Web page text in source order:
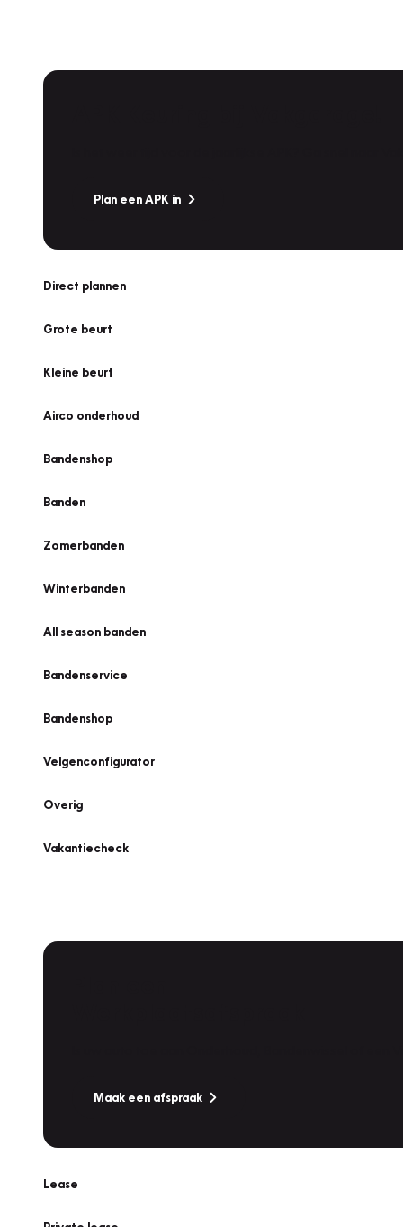
Plan een APK in
Direct plannen
Grote beurt
Kleine beurt
Airco onderhoud
Bandenshop
Banden
Zomerbanden
Winterbanden
All season banden
Bandenservice
Bandenshop
Velgenconfigurator
Overig
Vakantiecheck
Maak een afspraak
Lease